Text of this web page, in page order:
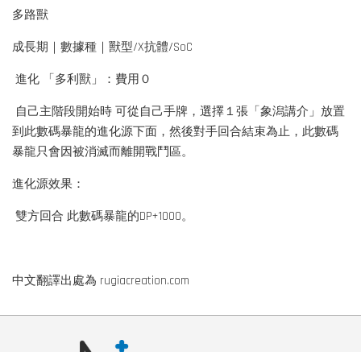
多路獸
成長期｜數據種｜獸型/X抗體/SoC
進化 「多利獸」：費用０
自己主階段開始時 可從自己手牌，選擇１張「象潟講介」放置
到此數碼暴龍的進化源下面，然後對手回合結束為止，此數碼
暴龍只會因被消滅而離開戰鬥區。
進化源效果：
雙方回合 此數碼暴龍的DP+1000。
中文翻譯出處為 rugiacreation.com